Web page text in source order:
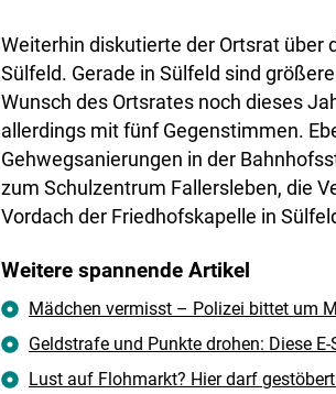
Weiterhin diskutierte der Ortsrat über
Sülfeld. Gerade in Sülfeld sind
Wunsch des Ortsrates noch dieses
allerdings mit fünf Gegenstimmen.
Gehwegsanierungen in der
zum Schulzentrum Fallersleben, die
Vordach der Friedhofskapelle in
Weitere spannende Artikel
Mädchen vermisst – Polizei bittet um
Geldstrafe und Punkte drohen: Diese
Lust auf Flohmarkt? Hier darf